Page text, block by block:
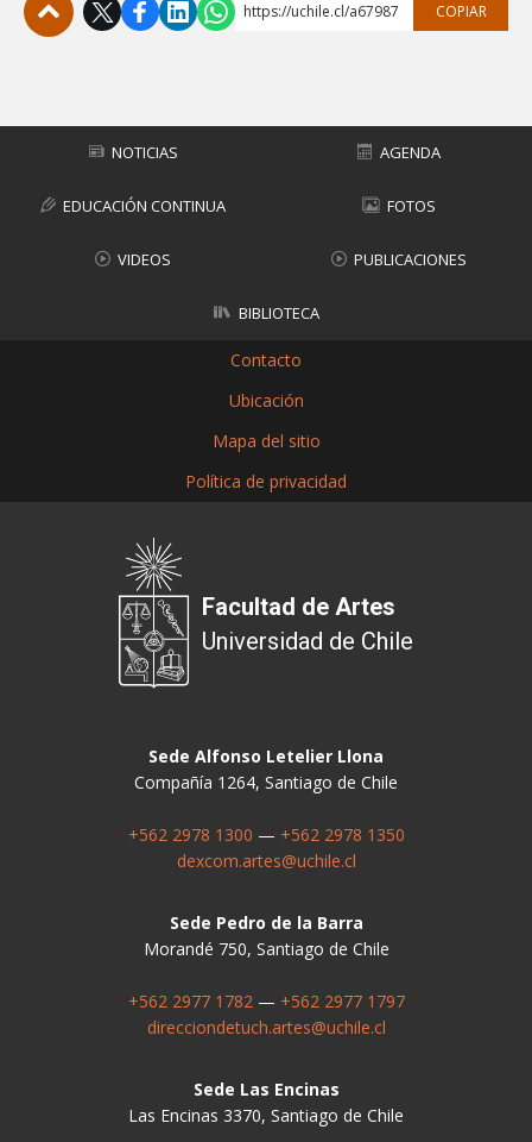
https://uchile.cl/a67987 COPIAR
NOTICIAS AGENDA
EDUCACIÓN CONTINUA FOTOS
VIDEOS PUBLICACIONES
BIBLIOTECA
Contacto
Ubicación
Mapa del sitio
Política de privacidad
Facultad de Artes
Universidad de Chile
Sede Alfonso Letelier Llona
Compañía 1264, Santiago de Chile
+562 2978 1300 — +562 2978 1350
dexcom.artes@uchile.cl
Sede Pedro de la Barra
Morandé 750, Santiago de Chile
+562 2977 1782 — +562 2977 1797
direcciondetuch.artes@uchile.cl
Sede Las Encinas
Las Encinas 3370, Santiago de Chile